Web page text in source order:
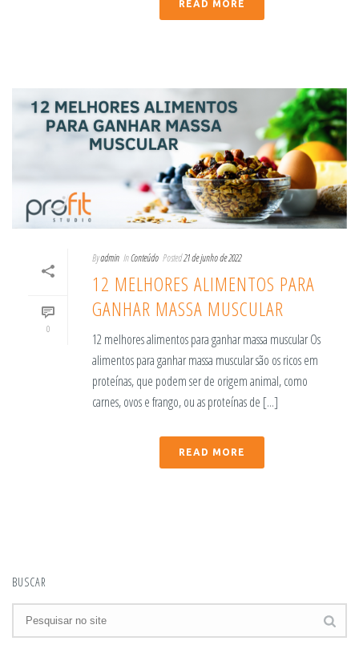
READ MORE
0
Byadmin InConteúdo Posted21 de junho de 2022
12 MELHORES ALIMENTOS PARA
GANHAR MASSA MUSCULAR
12 melhores alimentos para ganhar massa muscular Os
alimentos para ganhar massa muscular são os ricos em
proteínas, que podem ser de origem animal, como
carnes, ovos e frango, ou as proteínas de [...]
READ MORE
BUSCAR